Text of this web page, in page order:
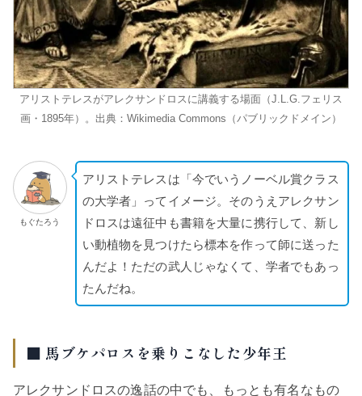
アリストテレスがアレクサンドロスに講義する場面（J.L.G.フェリス
画・1895年）。出典：Wikimedia Commons（パブリックドメイン）
もぐたろう
アリストテレスは「今でいうノーベル賞クラス
の大学者」ってイメージ。そのうえアレクサン
ドロスは遠征中も書籍を大量に携行して、新し
い動植物を見つけたら標本を作って師に送った
んだよ！ただの武人じゃなくて、学者でもあっ
たんだね。
■ 馬ブケパロスを乗りこなした少年王
アレクサンドロスの逸話の中でも、もっとも有名なもの